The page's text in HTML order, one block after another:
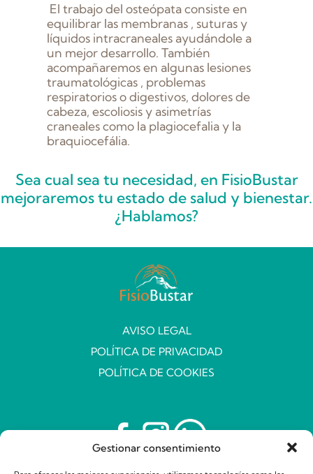
Gestionar consentimiento
El trabajo del osteópata consiste en
equilibrar las membranas , suturas y
líquidos intracraneales ayudándole a
un mejor desarrollo. También
acompañaremos en algunas lesiones
traumatológicas , problemas
respiratorios o digestivos, dolores de
cabeza, escoliosis y asimetrías
craneales como la plagiocefalia y la
braquiocefália.
Sea cual sea tu necesidad, en FisioBustar
mejoraremos tu estado de salud y bienestar.
¿Hablamos?
AVISO LEGAL
POLÍTICA DE PRIVACIDAD
POLÍTICA DE COOKIES